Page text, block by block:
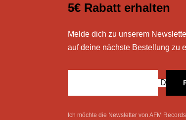
5€ Rabatt erhalten
Melde dich zu unserem
auf deine nächste Bestellung zu
Deine
Ich möchte die Newsletter von AFM